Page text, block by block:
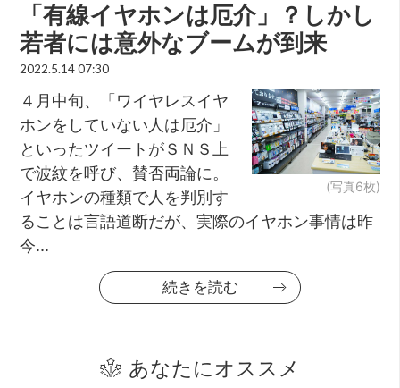
「有線イヤホンは厄介」？しかし
若者には意外なブームが到来
2022.5.14 07:30
(写真6枚)
４月中旬、「ワイヤレスイヤ
ホンをしていない人は厄介」
といったツイートがＳＮＳ上
で波紋を呼び、賛否両論に。
イヤホンの種類で人を判別す
ることは言語道断だが、実際のイヤホン事情は昨
今...
続きを読む
あなたにオススメ